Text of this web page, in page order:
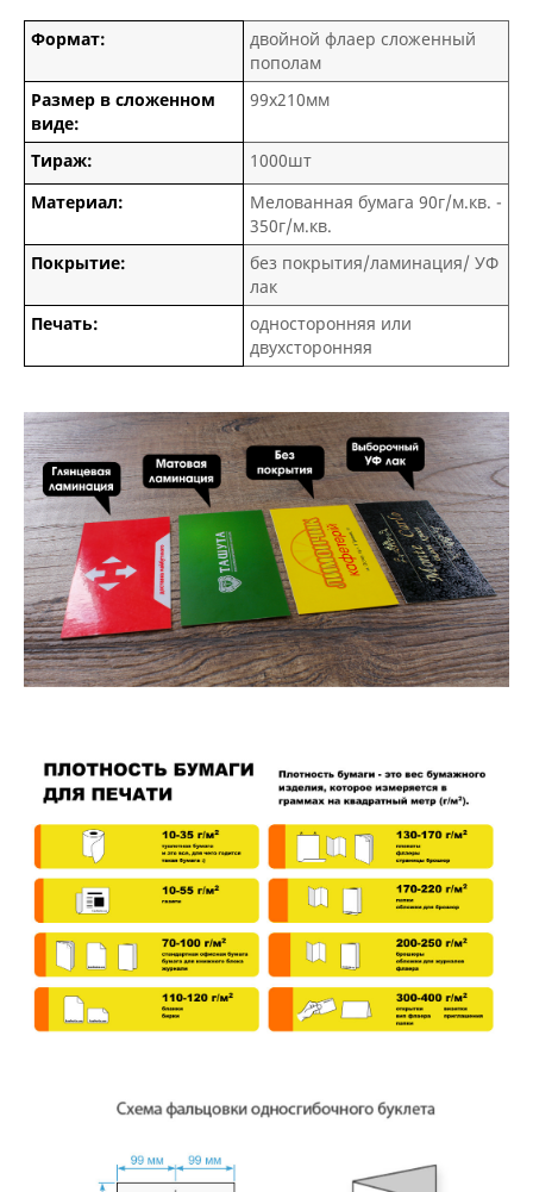
Формат:
двойной флаер сложенный
пополам
Размер в сложенном
виде:
99х210мм
Тираж:
1000шт
Материал:
Мелованная бумага 90г/м.кв. -
350г/м.кв.
Покрытие:
без покрытия/ламинация/ УФ
лак
Печать:
односторонняя или
двухсторонняя